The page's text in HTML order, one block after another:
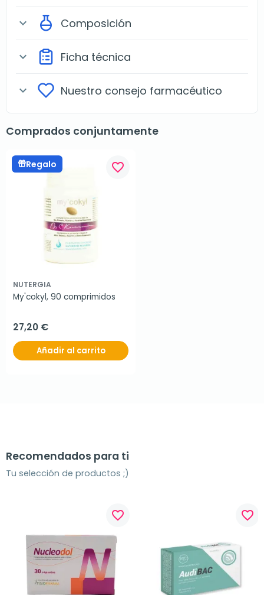
expand_more Composición
expand_more Ficha técnica
expand_more Nuestro consejo farmacéutico
Comprados conjuntamente
Regalo favorite_border
NUTERGIA
My'cokyl, 90 comprimidos
27,20 €
Añadir al carrito
Recomendados para ti
Tu selección de productos ;)
favorite_border favorite_border